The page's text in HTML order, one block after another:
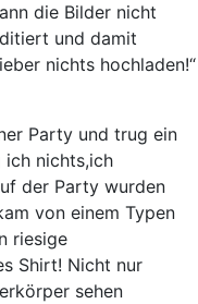
die Bilder nicht
und damit
nichts hochladen!“
Party und trug ein
nichts,ich
der Party wurden
von einem Typen
riesige
Shirt! Nicht nur
sehen